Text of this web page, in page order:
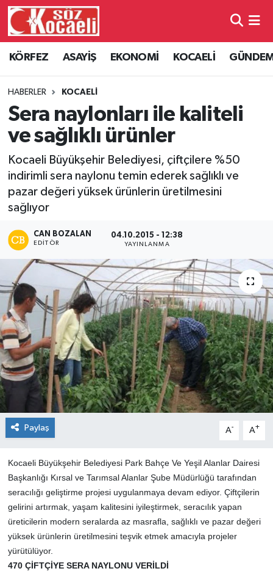
KÖRFEZ ASAYİŞ EKONOMİ KOCAELİ
HABERLER KOCAELİ
Sera naylonları ile kaliteli
ve sağlıklı ürünler
Kocaeli Büyükşehir Belediyesi, çiftçilere %50
indirimli sera naylonu temin ederek sağlıklı ve
pazar değeri yüksek ürünlerin üretilmesini
sağlıyor
CAN BOZALAN
EDITÖR
04.10.2015 - 12:38
YAYINLANMA
Paylaş A- A+
Kocaeli Büyükşehir Belediyesi Park Bahçe Ve Yeşil Alanlar Dairesi
Başkanlığı Kırsal ve Tarımsal Alanlar Şube Müdürlüğü tarafından
seracılığı geliştirme projesi uygulanmaya devam ediyor. Çiftçilerin
gelirini artırmak, yaşam kalitesini iyileştirmek, seracılık yapan
üreticilerin modern seralarda az masrafla, sağlıklı ve pazar değeri
yüksek ürünlerin üretilmesini teşvik etmek amacıyla projeler
yürütülüyor.
470 ÇİFTÇİYE SERA NAYLONU VERİLDİ
Kocaeli Hava Durumu
Kocaeli Namaz Vakitleri
Kocaeli Trafik Yoğunluk Haritası
Süper Lig Puan Durumu ve Fikstür
Son Dakika Haberleri
Haber Arşivi